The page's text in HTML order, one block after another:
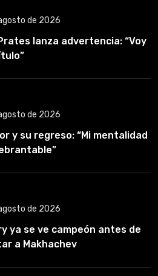
de 2026
lanza advertencia: “Voy
de 2026
y su regreso: “Mi mentalidad
de 2026
ya se ve campeón antes de
a Makhachev